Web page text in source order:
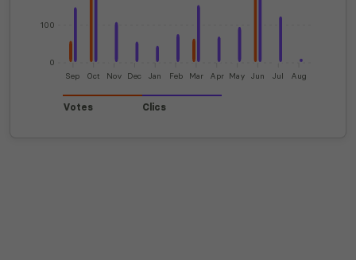
0
100
Sep Oct Nov Dec Jan Feb Mar Apr May Jun Jul Aug
Votes Clics